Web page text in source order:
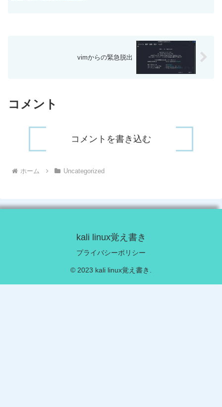
vimからの緊急脱出
コメント
コメントを書き込む
ホーム Uncategorized
kali linux覚え書き
プライバシーポリシー
© 2023 kali linux覚え書き.